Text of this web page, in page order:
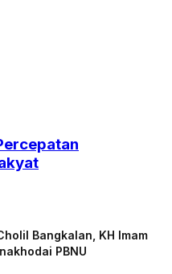
Bangkalan, KH Imam
PBNU